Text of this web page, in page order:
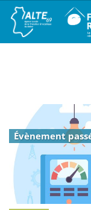
Évènement